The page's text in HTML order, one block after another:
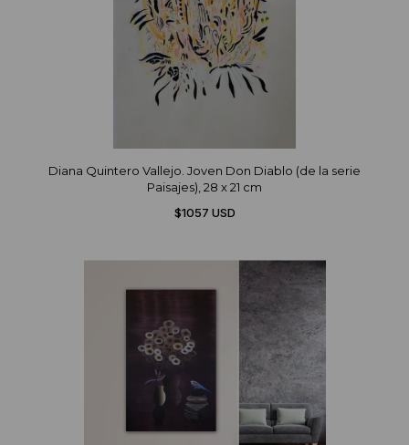
Diana Quintero Vallejo. Joven Don Diablo (de la serie
Paisajes), 28 x 21 cm
$1057 USD